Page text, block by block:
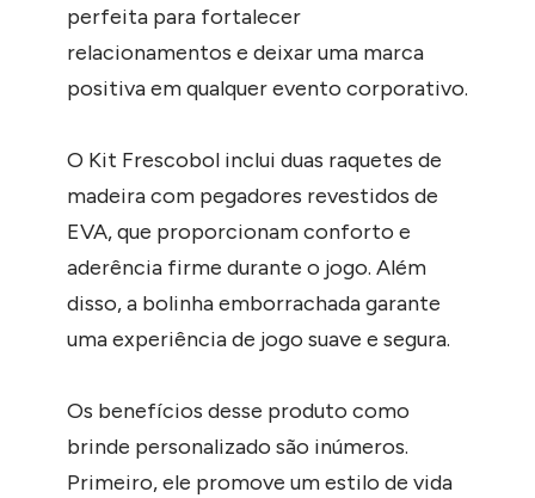
perfeita para fortalecer
relacionamentos e deixar uma marca
positiva em qualquer evento corporativo.
O Kit Frescobol inclui duas raquetes de
madeira com pegadores revestidos de
EVA, que proporcionam conforto e
aderência firme durante o jogo. Além
disso, a bolinha emborrachada garante
uma experiência de jogo suave e segura.
Os benefícios desse produto como
brinde personalizado são inúmeros.
Primeiro, ele promove um estilo de vida